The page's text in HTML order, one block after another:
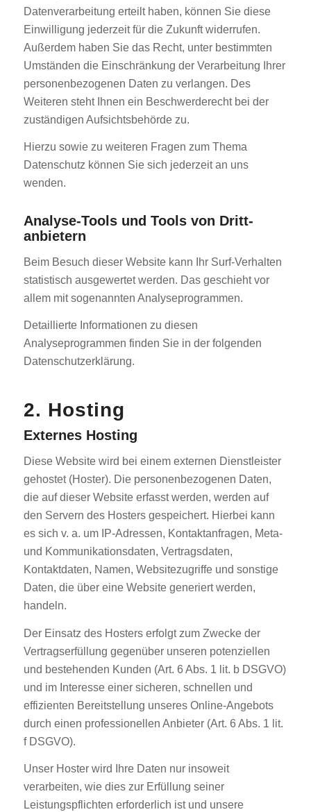
Datenverarbeitung erteilt haben, können Sie diese
Einwilligung jederzeit für die Zukunft widerrufen.
Außerdem haben Sie das Recht, unter bestimmten
Umständen die Einschränkung der Verarbeitung Ihrer
personenbezogenen Daten zu verlangen. Des
Weiteren steht Ihnen ein Beschwerderecht bei der
zuständigen Aufsichtsbehörde zu.
Hierzu sowie zu weiteren Fragen zum Thema
Datenschutz können Sie sich jederzeit an uns
wenden.
Analyse-Tools und Tools von Dritt­
anbietern
Beim Besuch dieser Website kann Ihr Surf-Verhalten
statistisch ausgewertet werden. Das geschieht vor
allem mit sogenannten Analyseprogrammen.
Detaillierte Informationen zu diesen
Analyseprogrammen finden Sie in der folgenden
Datenschutzerklärung.
2. Hosting
Externes Hosting
Diese Website wird bei einem externen Dienstleister
gehostet (Hoster). Die personenbezogenen Daten,
die auf dieser Website erfasst werden, werden auf
den Servern des Hosters gespeichert. Hierbei kann
es sich v. a. um IP-Adressen, Kontaktanfragen, Meta-
und Kommunikationsdaten, Vertragsdaten,
Kontaktdaten, Namen, Websitezugriffe und sonstige
Daten, die über eine Website generiert werden,
handeln.
Der Einsatz des Hosters erfolgt zum Zwecke der
Vertragserfüllung gegenüber unseren potenziellen
und bestehenden Kunden (Art. 6 Abs. 1 lit. b DSGVO)
und im Interesse einer sicheren, schnellen und
effizienten Bereitstellung unseres Online-Angebots
durch einen professionellen Anbieter (Art. 6 Abs. 1 lit.
f DSGVO).
Unser Hoster wird Ihre Daten nur insoweit
verarbeiten, wie dies zur Erfüllung seiner
Leistungspflichten erforderlich ist und unsere